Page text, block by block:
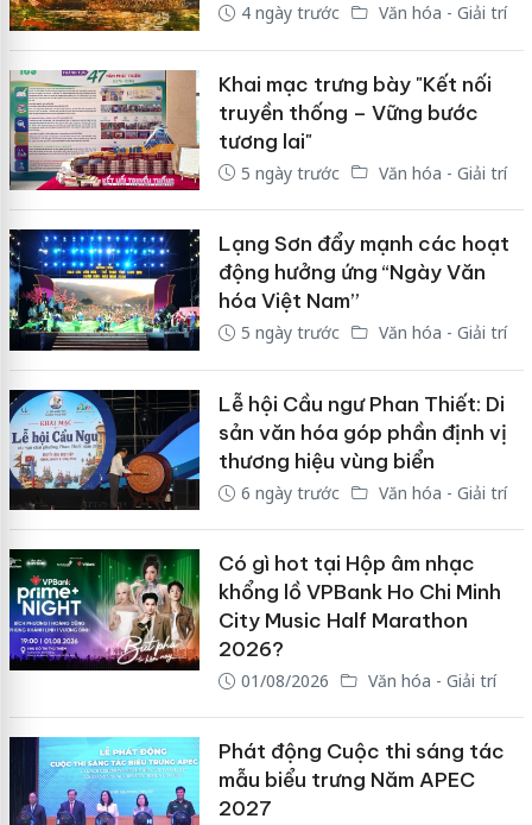
4 ngày trước Văn hóa - Giải trí
Khai mạc trưng bày "Kết nối
truyền thống – Vững bước
tương lai"
5 ngày trước Văn hóa - Giải trí
Lạng Sơn đẩy mạnh các hoạt
động hưởng ứng “Ngày Văn
hóa Việt Nam”
5 ngày trước Văn hóa - Giải trí
Lễ hội Cầu ngư Phan Thiết: Di
sản văn hóa góp phần định vị
thương hiệu vùng biển
6 ngày trước Văn hóa - Giải trí
Có gì hot tại Hộp âm nhạc
khổng lồ VPBank Ho Chi Minh
City Music Half Marathon
2026?
01/08/2026 Văn hóa - Giải trí
Phát động Cuộc thi sáng tác
mẫu biểu trưng Năm APEC
2027